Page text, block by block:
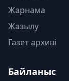
Жарнама
Жазылу
Газет архиві
Байланыс